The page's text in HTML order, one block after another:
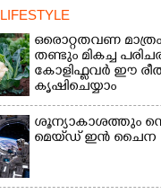
LIFESTYLE
ഒരൊറ്റതവണ
തണ്ടും മികച്ച
കോളിഫ്ലവർ ഈ
കൃഷിചെയ്യാം
ശൂന്യാകാശത്തും
മെയ്‌ഡ് ഇൻ ചൈന